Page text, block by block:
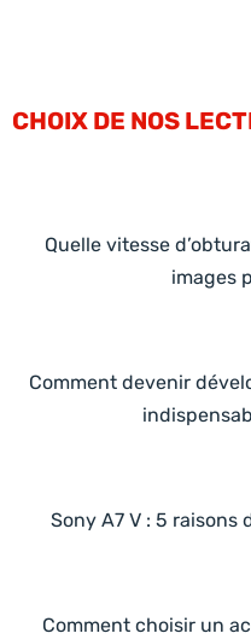
CHOIX DE NOS
Quelle vitesse
images
Comment devenir
Sony A7 V : 5 raisons
Comment choisir un